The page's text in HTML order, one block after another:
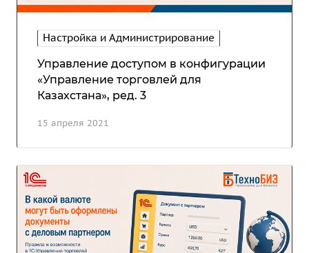
Настройка и Администрирование
15 апреля 2021
Управление доступом в конфигурации
«Управление торговлей для
Казахстана», ред. 3